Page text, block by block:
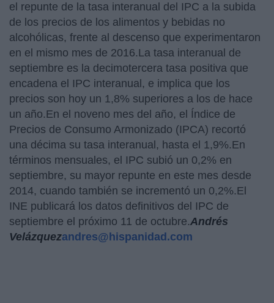
el repunte de la tasa interanual del IPC a la subida
de los precios de los alimentos y bebidas no
alcohólicas, frente al descenso que experimentaron
en el mismo mes de 2016.La tasa interanual de
septiembre es la decimotercera tasa positiva que
encadena el IPC interanual, e implica que los
precios son hoy un 1,8% superiores a los de hace
un año.En el noveno mes del año, el Índice de
Precios de Consumo Armonizado (IPCA) recortó
una décima su tasa interanual, hasta el 1,9%.En
términos mensuales, el IPC subió un 0,2% en
septiembre, su mayor repunte en este mes desde
2014, cuando también se incrementó un 0,2%.El
INE publicará los datos definitivos del IPC de
septiembre el próximo 11 de octubre.Andrés
Velázquezandres@hispanidad.com